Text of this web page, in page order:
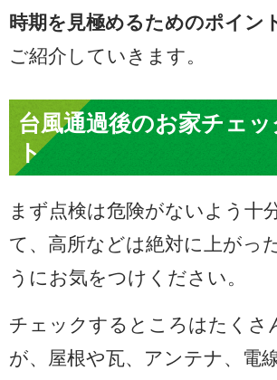
時期を見極めるためのポイン
ご紹介していきます。
台風通過後のお家チェ
ト
まず点検は危険がないよう十
て、高所などは絶対に上がっ
うにお気をつけください。
チェックするところはたくさ
が、 屋根や瓦、アンテナ、電